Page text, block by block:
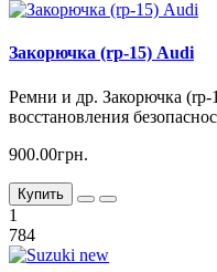
Закорючка (rp-15) Audi
Ремни и др. Закорючка
восстановления
900.00грн.
Купить
1
784